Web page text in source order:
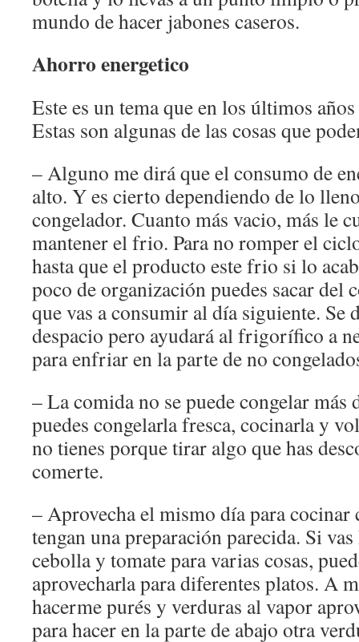
mundo de hacer jabones caseros.
Ahorro energetico
Este es un tema que en los últimos
Estas son algunas de las cosas que
– Alguno me dirá que el consumo de
alto. Y es cierto dependiendo de lo
congelador. Cuanto más vacio, más le
mantener el frio. Para no romper el
hasta que el producto este frio si lo
poco de organización puedes sacar del
que vas a consumir al día siguiente. Se
despacio pero ayudará al frigorífico a
para enfriar en la parte de no
– La comida no se puede congelar más
puedes congelarla fresca, cocinarla y
no tienes porque tirar algo que has
comerte.
– Aprovecha el mismo día para cocinar
tengan una preparación parecida. Si
cebolla y tomate para varias cosas,
aprovecharla para diferentes platos. A
hacerme purés y verduras al vapor
para hacer en la parte de abajo otra